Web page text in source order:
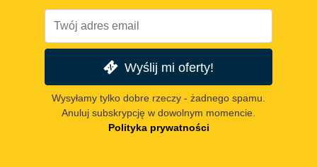
Wyślij mi oferty!
Wysyłamy tylko dobre rzeczy - żadnego spamu.
Anuluj subskrypcję w dowolnym momencie.
Polityka prywatności